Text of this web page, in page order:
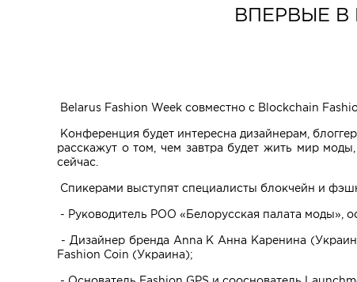
ВПЕРВЫЕ В
Belarus Fashion Week совместно с Blockchain
Конференция будет интересна дизайнерам,
расскажут о том, чем завтра будет жить мир
сейчас.
Спикерами выступят специалисты блокчейн и
- Руководитель РОО «Белорусская палата моды»,
- Дизайнер бренда Anna K Анна Каренина
Fashion Coin (Украина);